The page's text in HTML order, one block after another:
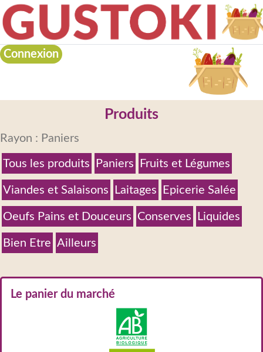
Connexion
Produits
Rayon : Paniers
Tous les produits Paniers Fruits et Légumes
Viandes et Salaisons Laitages Epicerie Salée
Oeufs Pains et Douceurs Conserves Liquides
Bien Etre Ailleurs
Le panier du marché